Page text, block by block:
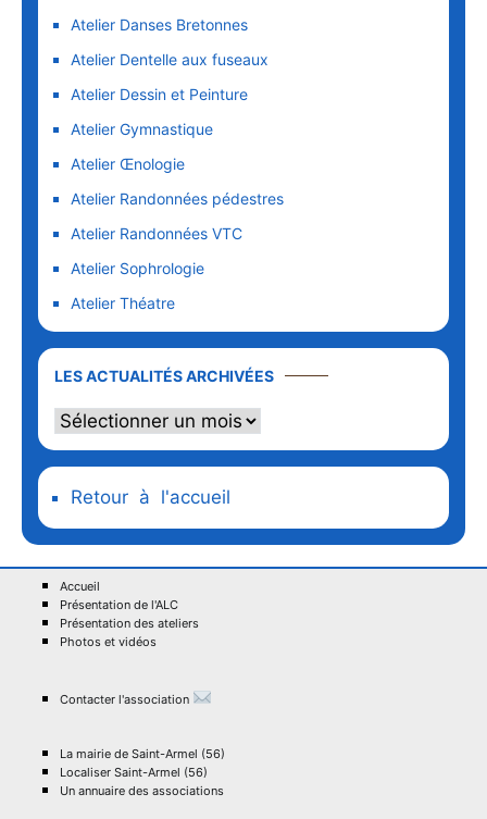
Atelier Danses Bretonnes
Atelier Dentelle aux fuseaux
Atelier Dessin et Peinture
Atelier Gymnastique
Atelier Œnologie
Atelier Randonnées pédestres
Atelier Randonnées VTC
Atelier Sophrologie
Atelier Théatre
LES ACTUALITÉS ARCHIVÉES
Retour à l'accueil
Accueil
Présentation de l'ALC
Présentation des ateliers
Photos et vidéos
Contacter l'association
La mairie de Saint-Armel (56)
Localiser Saint-Armel (56)
Un annuaire des associations